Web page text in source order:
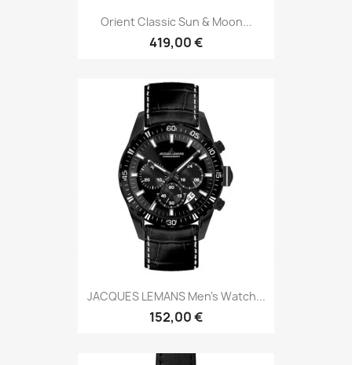
Orient Classic Sun & Moon...
419,00 €
JACQUES LEMANS Men's Watch...
152,00 €